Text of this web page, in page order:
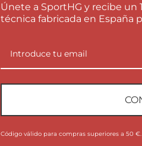
Únete a SportHG y recibe un
técnica fabricada en España
Código válido para compras superiores a 50 €.